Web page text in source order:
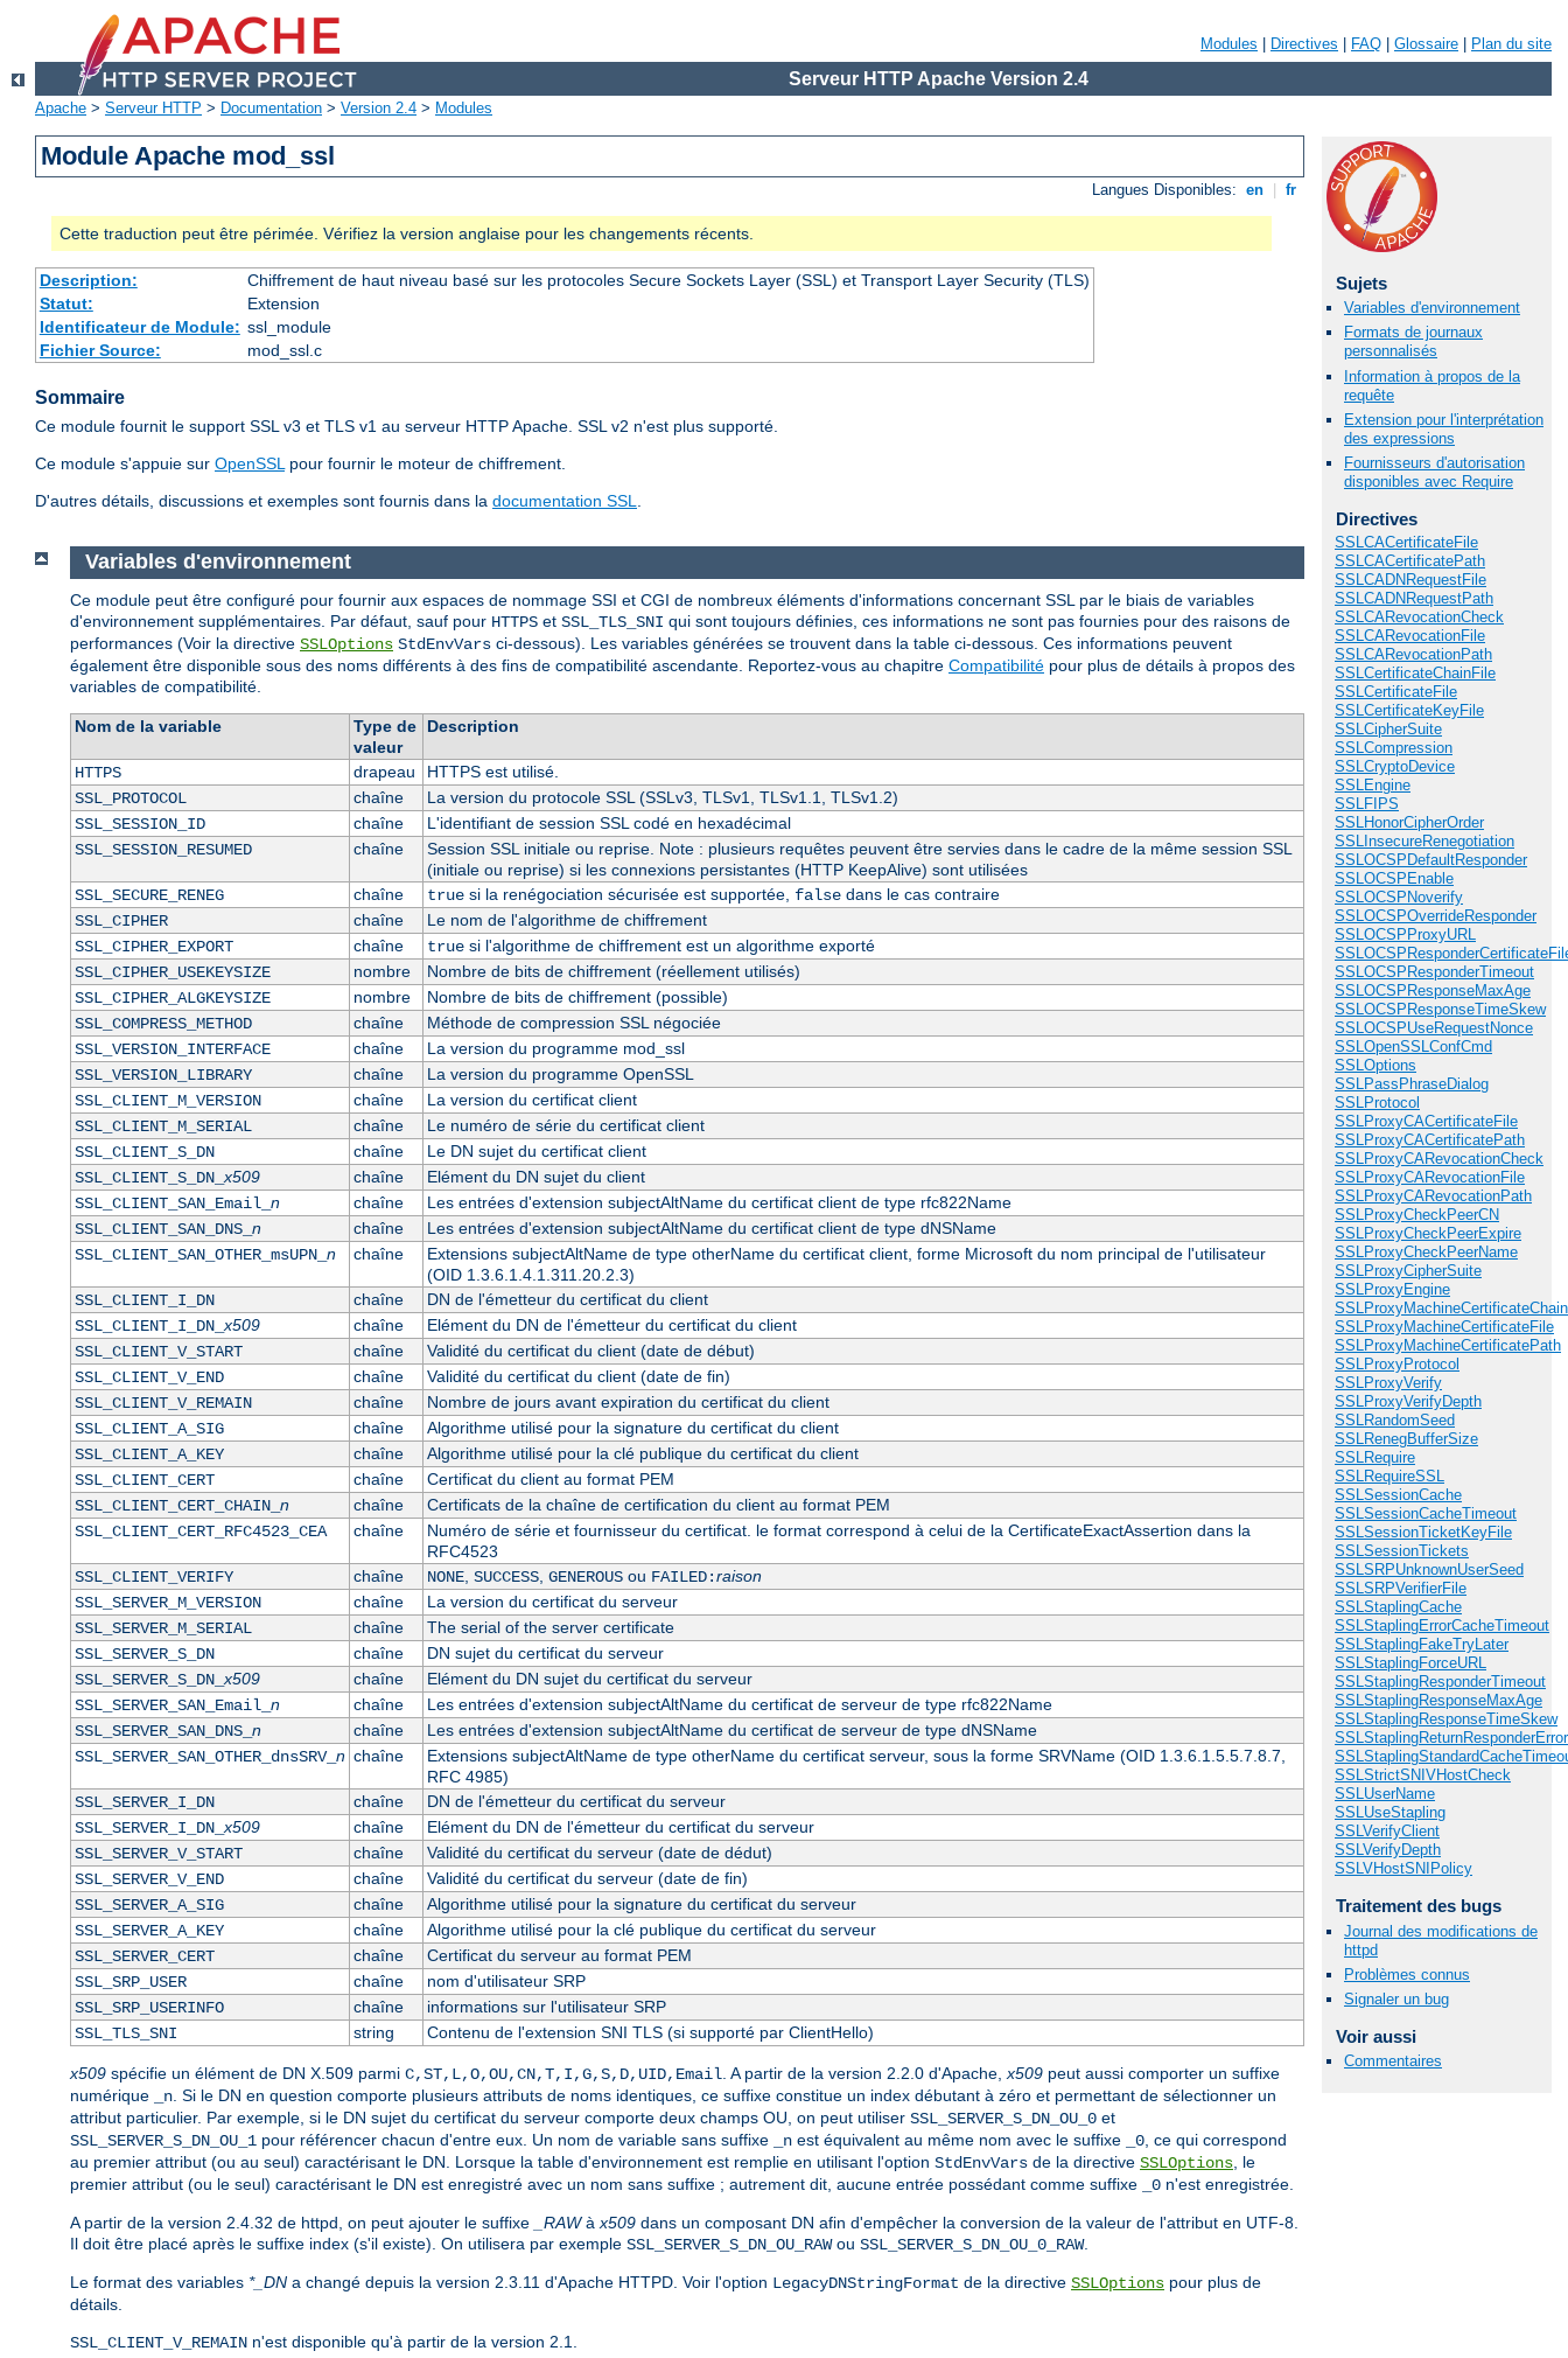
Modules Directives FAQ Glossaire Plan du site
Serveur HTTP Apache Version 2.4
Apache > Serveur HTTP > Documentation > Version 2.4 > Modules
Module Apache mod_ssl
Langues Disponibles: en fr
Cette traduction peut être périmée. Vérifiez la version anglaise pour les changements récents.
Description:
Chiffrement de haut niveau basé sur les protocoles Secure Sockets Layer (SSL) et Transport Layer Security (TLS)
Statut:
Extension
Identificateur de Module: ssl_module
Fichier Source:
mod_ssl.c
Sommaire
Ce module fournit le support SSL v3 et TLS v1 au serveur HTTP Apache. SSL v2 n'est plus supporté.
Ce module s'appuie sur OpenSSLpour fournir le moteur de chiffrement.
D'autres détails, discussions et exemples sont fournis dans la documentation SSL.
Sujets
Variables d'environnement
Formats de journaux
personnalisés
Information à propos de la
requête
Extension pour l'interprétation
des expressions
Fournisseurs d'autorisation
disponibles avec Require
Directives
SSLCACertificateFile
SSLCACertificatePath
SSLCADNRequestFile
SSLCADNRequestPath
SSLCARevocationCheck
SSLCARevocationFile
SSLCARevocationPath
SSLCertificateChainFile
SSLCertificateFile
SSLCertificateKeyFile
SSLCipherSuite
SSLCompression
SSLCryptoDevice
SSLEngine
SSLFIPS
SSLHonorCipherOrder
SSLInsecureRenegotiation
SSLOCSPDefaultResponder
SSLOCSPEnable
SSLOCSPNoverify
SSLOCSPOverrideResponder
SSLOCSPProxyURL
SSLOCSPResponderTimeout
SSLOCSPResponseMaxAge
SSLOCSPResponseTimeSkew
SSLOCSPUseRequestNonce
SSLOpenSSLConfCmd
SSLOptions
SSLPassPhraseDialog
SSLProtocol
SSLProxyCACertificateFile
SSLProxyCACertificatePath
SSLProxyCARevocationCheck
SSLProxyCARevocationFile
SSLProxyCARevocationPath
SSLProxyCheckPeerCN
SSLProxyCheckPeerExpire
SSLProxyCheckPeerName
SSLProxyCipherSuite
SSLProxyEngine
SSLProxyMachineCertificateFile
SSLProxyMachineCertificatePath
SSLProxyProtocol
SSLProxyVerify
SSLProxyVerifyDepth
SSLRandomSeed
SSLRenegBufferSize
SSLRequire
SSLRequireSSL
SSLSessionCache
SSLSessionCacheTimeout
SSLSessionTicketKeyFile
SSLSessionTickets
SSLSRPUnknownUserSeed
SSLSRPVerifierFile
SSLStaplingCache
SSLStaplingErrorCacheTimeout
SSLStaplingFakeTryLater
SSLStaplingForceURL
SSLStaplingResponderTimeout
SSLStaplingResponseMaxAge
SSLStaplingResponseTimeSkew
SSLStrictSNIVHostCheck
SSLUserName
SSLUseStapling
SSLVerifyClient
SSLVerifyDepth
SSLVHostSNIPolicy
Traitement des bugs
Journal des modifications de
httpd
Problèmes connus
Signaler un bug
Voir aussi
Commentaires
Variables d'environnement
Ce module peut être configuré pour fournir aux espaces de nommage SSI et CGI de nombreux éléments d'informations concernant SSL par le biais de variables
d'environnement supplémentaires. Par défaut, sauf pour HTTPS et SSL_TLS_SNI qui sont toujours définies, ces informations ne sont pas fournies pour des raisons de
performances (Voir la directive SSLOptions StdEnvVars ci-dessous). Les variables générées se trouvent dans la table ci-dessous. Ces informations peuvent
également être disponible sous des noms différents à des fins de compatibilité ascendante. Reportez-vous au chapitre Compatibilité pour plus de détails à propos des
variables de compatibilité.
Nom de la variable
Type de
valeur
Description
HTTPS drapeau
HTTPS est utilisé.
SSL_PROTOCOL
chaîne
La version du protocole SSL (SSLv3, TLSv1, TLSv1.1, TLSv1.2)
SSL_SESSION_ID
chaîne
L'identifiant de session SSL codé en hexadécimal
SSL_SESSION_RESUMED
chaîne
Session SSL initiale ou reprise. Note : plusieurs requêtes peuvent être servies dans le cadre de la même session SSL
(initiale ou reprise) si les connexions persistantes (HTTP KeepAlive) sont utilisées
SSL_SECURE_RENEG
chaîne truesi la renégociation sécurisée est supportée, falsedans le cas contraire
SSL_CIPHER
chaîne
Le nom de l'algorithme de chiffrement
SSL_CIPHER_EXPORT
chaîne truesi l'algorithme de chiffrement est un algorithme exporté
SSL_CIPHER_USEKEYSIZE
nombre
Nombre de bits de chiffrement (réellement utilisés)
SSL_CIPHER_ALGKEYSIZE
nombre
Nombre de bits de chiffrement (possible)
SSL_COMPRESS_METHOD
chaîne
Méthode de compression SSL négociée
SSL_VERSION_INTERFACE
chaîne
La version du programme mod_ssl
SSL_VERSION_LIBRARY
chaîne
La version du programme OpenSSL
SSL_CLIENT_M_VERSION
chaîne
La version du certificat client
SSL_CLIENT_M_SERIAL
chaîne
Le numéro de série du certificat client
SSL_CLIENT_S_DN
chaîne
Le DN sujet du certificat client
SSL_CLIENT_S_DN_x509 chaîne
Elément du DN sujet du client
SSL_CLIENT_SAN_Email_ n chaîne
Les entrées d'extension subjectAltName du certificat client de type rfc822Name
SSL_CLIENT_SAN_DNS_ n chaîne
Les entrées d'extension subjectAltName du certificat client de type dNSName
SSL_CLIENT_SAN_OTHER_msUPN_ n chaîne
Extensions subjectAltName de type otherName du certificat client, forme Microsoft du nom principal de l'utilisateur
(OID 1.3.6.1.4.1.311.20.2.3)
SSL_CLIENT_I_DN
chaîne
DN de l'émetteur du certificat du client
SSL_CLIENT_I_DN_x509 chaîne
Elément du DN de l'émetteur du certificat du client
SSL_CLIENT_V_START
chaîne
Validité du certificat du client (date de début)
SSL_CLIENT_V_END
chaîne
Validité du certificat du client (date de fin)
SSL_CLIENT_V_REMAIN
chaîne
Nombre de jours avant expiration du certificat du client
SSL_CLIENT_A_SIG
chaîne
Algorithme utilisé pour la signature du certificat du client
SSL_CLIENT_A_KEY
chaîne
Algorithme utilisé pour la clé publique du certificat du client
SSL_CLIENT_CERT
chaîne
Certificat du client au format PEM
SSL_CLIENT_CERT_CHAIN_ n chaîne
Certificats de la chaîne de certification du client au format PEM
SSL_CLIENT_CERT_RFC4523_CEA
chaîne
Numéro de série et fournisseur du certificat. le format correspond à celui de la CertificateExactAssertion dans la
RFC4523
SSL_CLIENT_VERIFY
chaîne NONE, SUCCESS, GENEROUSou FAILED:raison
SSL_SERVER_M_VERSION
chaîne
La version du certificat du serveur
SSL_SERVER_M_SERIAL
chaîne
The serial of the server certificate
SSL_SERVER_S_DN
chaîne
DN sujet du certificat du serveur
SSL_SERVER_S_DN_x509 chaîne
Elément du DN sujet du certificat du serveur
SSL_SERVER_SAN_Email_ n chaîne
Les entrées d'extension subjectAltName du certificat de serveur de type rfc822Name
SSL_SERVER_SAN_DNS_ n chaîne
Les entrées d'extension subjectAltName du certificat de serveur de type dNSName
SSL_SERVER_SAN_OTHER_dnsSRV_ n chaîne
Extensions subjectAltName de type otherName du certificat serveur, sous la forme SRVName (OID 1.3.6.1.5.5.7.8.7,
RFC 4985)
SSL_SERVER_I_DN
chaîne
DN de l'émetteur du certificat du serveur
SSL_SERVER_I_DN_x509 chaîne
Elément du DN de l'émetteur du certificat du serveur
SSL_SERVER_V_START
chaîne
Validité du certificat du serveur (date de dédut)
SSL_SERVER_V_END
chaîne
Validité du certificat du serveur (date de fin)
SSL_SERVER_A_SIG
chaîne
Algorithme utilisé pour la signature du certificat du serveur
SSL_SERVER_A_KEY
chaîne
Algorithme utilisé pour la clé publique du certificat du serveur
SSL_SERVER_CERT
chaîne
Certificat du serveur au format PEM
SSL_SRP_USER
chaîne
nom d'utilisateur SRP
SSL_SRP_USERINFO
chaîne
informations sur l'utilisateur SRP
SSL_TLS_SNI
string Contenu de l'extension SNI TLS (si supporté par ClientHello)
x509 spécifie un élément de DN X.509 parmi C,ST,L,O,OU,CN,T,I,G,S,D,UID,Email . A partir de la version 2.2.0 d'Apache, x509 peut aussi comporter un suffixe
numérique
_n . Si le DN en question comporte plusieurs attributs de noms identiques, ce suffixe constitue un index débutant à zéro et permettant de sélectionner un
attribut particulier. Par exemple, si le DN sujet du certificat du serveur comporte deux champs OU, on peut utiliser SSL_SERVER_S_DN_OU_0 et
SSL_SERVER_S_DN_OU_1 pour référencer chacun d'entre eux. Un nom de variable sans suffixe _n est équivalent au même nom avec le suffixe _0 , ce qui correspond
au premier attribut (ou au seul) caractérisant le DN. Lorsque la table d'environnement est remplie en utilisant l'option StdEnvVars de la directive SSLOptions , le
premier attribut (ou le seul) caractérisant le DN est enregistré avec un nom sans suffixe ; autrement dit, aucune entrée possédant comme suffixe
_0 n'est enregistrée.
A partir de la version 2.4.32 de httpd, on peut ajouter le suffixe _RAWà x509 dans un composant DN afin d'empêcher la conversion de la valeur de l'attribut en UTF-8.
Il doit être placé après le suffixe index (s'il existe). On utilisera par exemple SSL_SERVER_S_DN_OU_RAWou SSL_SERVER_S_DN_OU_0_RAW.
Le format des variables *_DN a changé depuis la version 2.3.11 d'Apache HTTPD. Voir l'option LegacyDNStringFormat de la directive SSLOptions pour plus de
détails.
SSL_CLIENT_V_REMAIN n'est disponible qu'à partir de la version 2.1.